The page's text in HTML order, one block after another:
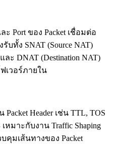
ะ Port ของ Packet เชื่อมต่อ
ทั้ง SNAT (Source NAT)
ะ DNAT (Destination NAT)
ฟเวอร์ภายใน
Header เช่น TTL, TOS
หมาะกับงาน Traffic Shaping
คุมเส้นทางของ Packet